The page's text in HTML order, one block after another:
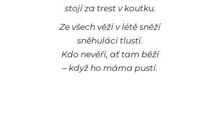
stojí za trest v koutku.
Ze všech věží v létě sněží
sněhuláci tlustí.
Kdo nevěří, ať tam běží
– když ho máma pustí.